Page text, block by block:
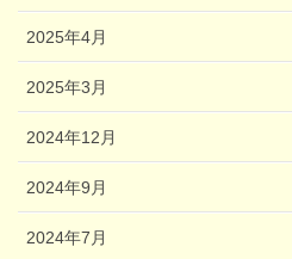
2025年4月
2025年3月
2024年12月
2024年9月
2024年7月